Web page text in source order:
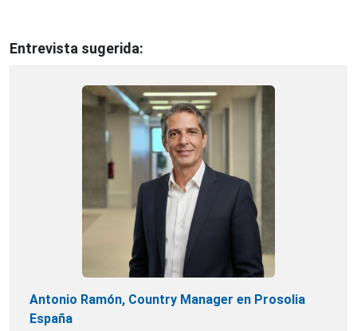
Entrevista sugerida:
Antonio Ramón, Country Manager en Prosolia
España